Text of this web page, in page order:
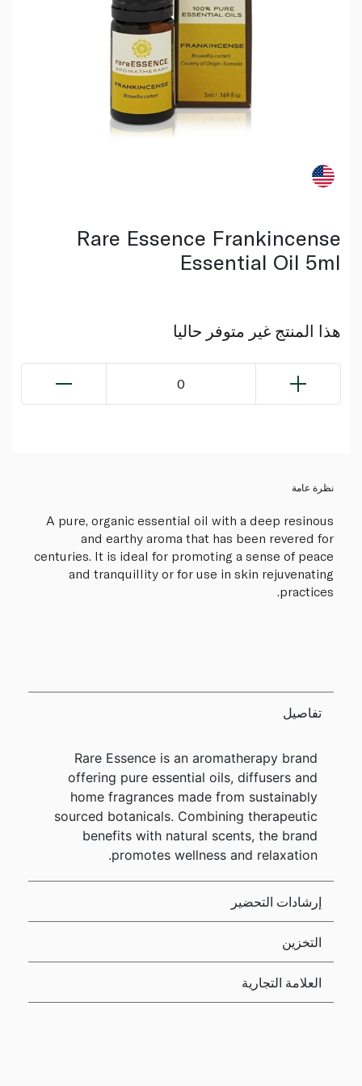
Rare Essence Frankincense
Essential Oil 5ml
هذا المنتج غير متوفر حاليا
0
نظرة عامة
A pure, organic essential oil with a deep resinous
and earthy aroma that has been revered for
centuries. It is ideal for promoting a sense of peace
and tranquillity or for use in skin rejuvenating
practices.
تفاصيل
Rare Essence is an aromatherapy brand
offering pure essential oils, diffusers and
home fragrances made from sustainably
sourced botanicals. Combining therapeutic
benefits with natural scents, the brand
promotes wellness and relaxation.
إرشادات التحضير
التخزين
العلامة التجارية